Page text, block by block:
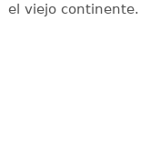
el viejo continente.